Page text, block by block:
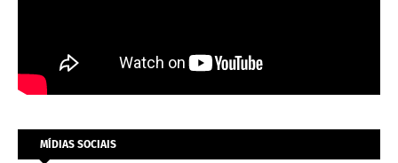
MÍDIAS SOCIAIS